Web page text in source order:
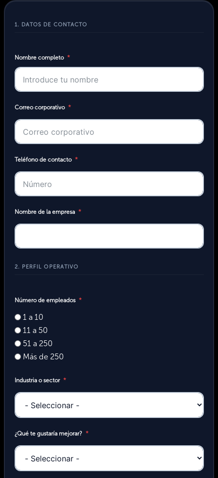
1. DATOS DE CONTACTO
Nombre completo
Correo corporativo
Teléfono de contacto
Nombre de la empresa
2. PERFIL OPERATIVO
Número de empleados
1 a 10
11 a 50
51 a 250
Más de 250
Industria o sector
¿Qué te gustaría mejorar?